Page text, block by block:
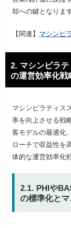
却への鍵となります
【関連】 マシンピ
2. マシンピラ
の運営効率化戦
マシンピラティス
率を向上させる戦
客モデルの最適化
ローチで収益性を
体的な運営効率化
2.1. PHIや
の標準化と